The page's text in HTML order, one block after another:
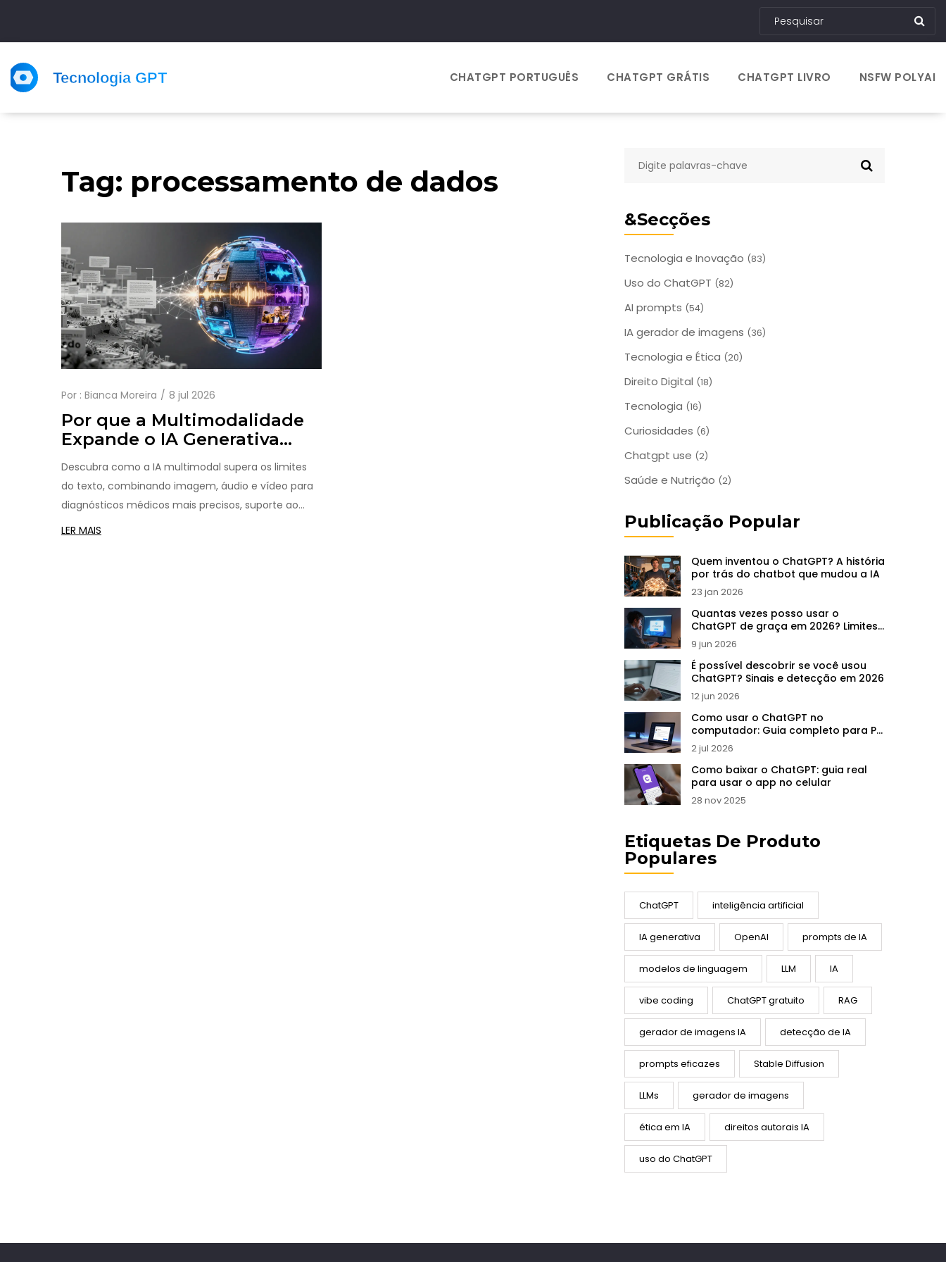
CHATGPT PORTUGUÊS CHATGPT GRÁTIS CHATGPT LIVRO NSFW POLYAI
&Secções
Tecnologia e Inovação (83)
Uso do ChatGPT (82)
AI prompts (54)
IA gerador de imagens (36)
Tecnologia e Ética (20)
Direito Digital (18)
Tecnologia (16)
Curiosidades (6)
Chatgpt use (2)
Saúde e Nutrição (2)
Publicação Popular
Quem inventou o ChatGPT? A história
por trás do chatbot que mudou a IA
23 jan 2026
Quantas vezes posso usar o
ChatGPT de graça em 2026? Limites
e regras
9 jun 2026
É possível descobrir se você usou
ChatGPT? Sinais e detecção em 2026
12 jun 2026
Como usar o ChatGPT no
computador: Guia completo para PC
e Mac
2 jul 2026
Como baixar o ChatGPT: guia real
para usar o app no celular
28 nov 2025
Etiquetas De Produto
Populares
ChatGPT inteligência artificial
IA generativa OpenAI prompts de IA
modelos de linguagem LLM IA
vibe coding ChatGPT gratuito RAG
gerador de imagens IA detecção de IA
prompts eficazes Stable Diffusion
LLMs gerador de imagens
ética em IA direitos autorais IA
uso do ChatGPT
Tag: processamento de dados
Por : Bianca Moreira 8 jul 2026
Por que a Multimodalidade
Expande o IA Generativa
Além do Texto
Descubra como a IA multimodal supera os limites
do texto, combinando imagem, áudio e vídeo para
diagnósticos médicos mais precisos, suporte ao
cliente inteligente e uma compreensão contextual
LER MAIS